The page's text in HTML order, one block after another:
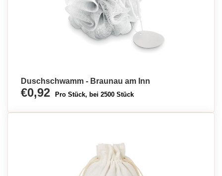
Duschschwamm - Braunau am Inn
€0,92 Pro Stück, bei 2500 Stück